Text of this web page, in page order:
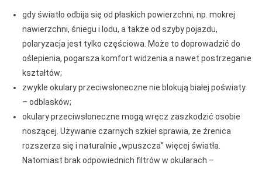
gdy światło odbija się od płaskich powierzchni, np. mokrej
nawierzchni, śniegu i lodu, a także od szyby pojazdu,
polaryzacja jest tylko częściowa. Może to doprowadzić do
oślepienia, pogarsza komfort widzenia a nawet postrzeganie
kształtów;
zwykle okulary przeciwsłoneczne nie blokują białej poświaty
– odblasków;
okulary przeciwsłoneczne mogą wręcz zaszkodzić osobie
noszącej. Używanie czarnych szkieł sprawia, że źrenica
rozszerza się i naturalnie „wpuszcza” więcej światła.
Natomiast brak odpowiednich filtrów w okularach –